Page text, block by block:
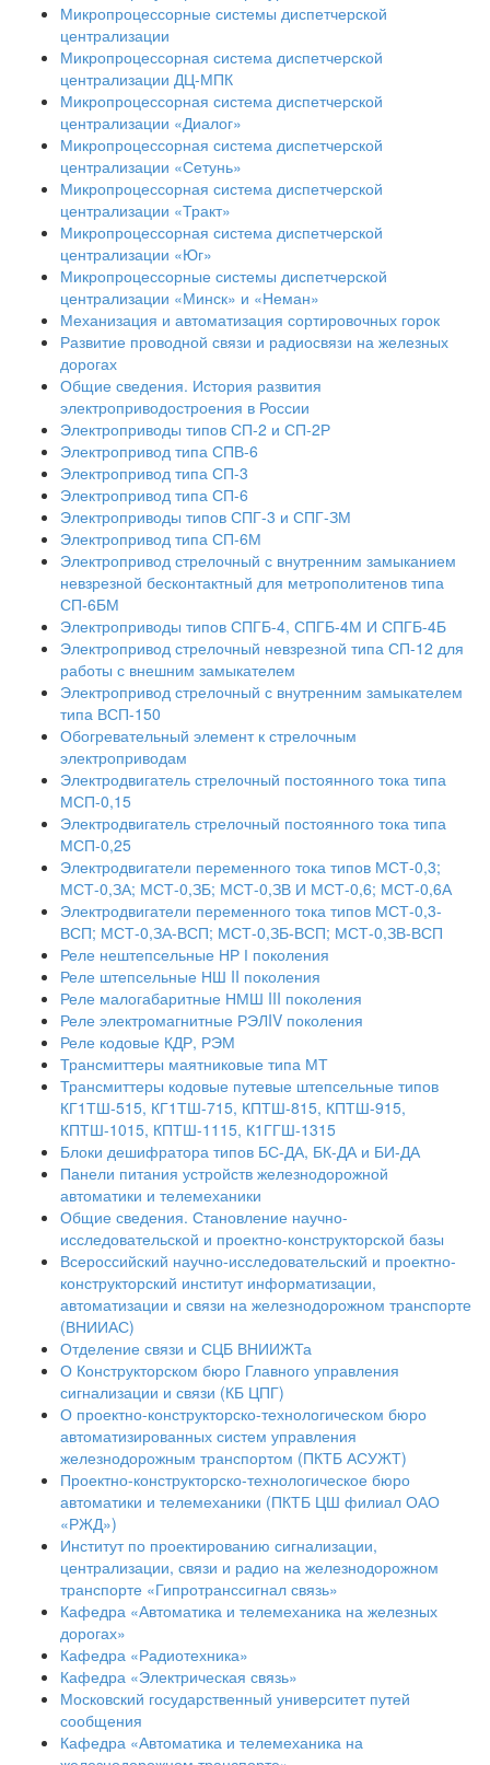
Микропроцессорные системы диспетчерской
централизации
Микропроцессорная система диспетчерской
централизации ДЦ-МПК
Микропроцессорная система диспетчерской
централизации «Диалог»
Микропроцессорная система диспетчерской
централизации «Сетунь»
Микропроцессорная система диспетчерской
централизации «Тракт»
Микропроцессорная система диспетчерской
централизации «Юг»
Микропроцессорные системы диспетчерской
централизации «Минск» и «Неман»
Механизация и автоматизация сортировочных горок
Развитие проводной связи и радиосвязи на железных
дорогах
Общие сведения. История развития
электроприводостроения в России
Электроприводы типов СП-2 и СП-2Р
Электропривод типа СПВ-6
Электропривод типа СП-3
Электропривод типа СП-6
Электроприводы типов СПГ-3 и СПГ-ЗМ
Электропривод типа СП-6М
Электропривод стрелочный с внутренним замыканием
невзрезной бесконтактный для метрополитенов типа
СП-6БМ
Электроприводы типов СПГБ-4, СПГБ-4М И СПГБ-4Б
Электропривод стрелочный невзрезной типа СП-12 для
работы с внешним замыкателем
Электропривод стрелочный с внутренним замыкателем
типа ВСП-150
Обогревательный элемент к стрелочным
электроприводам
Электродвигатель стрелочный постоянного тока типа
МСП-0,15
Электродвигатель стрелочный постоянного тока типа
МСП-0,25
Электродвигатели переменного тока типов МСТ-0,3;
МСТ-0,ЗА; МСТ-0,ЗБ; МСТ-0,ЗВ И МСТ-0,6; МСТ-0,6А
Электродвигатели переменного тока типов МСТ-0,3-
ВСП; МСТ-0,ЗА-ВСП; МСТ-0,ЗБ-ВСП; МСТ-0,ЗВ-ВСП
Реле нештепсельные НР І поколения
Реле штепсельные НШ II поколения
Реле малогабаритные НМШ III поколения
Реле электромагнитные РЭЛIV поколения
Реле кодовые КДР, РЭМ
Трансмиттеры маятниковые типа МТ
Трансмиттеры кодовые путевые штепсельные типов
КГ1ТШ-515, КГ1ТШ-715, КПТШ-815, КПТШ-915,
КПТШ-1015, КПТШ-1115, К1ГГШ-1315
Блоки дешифратора типов БС-ДА, БК-ДА и БИ-ДА
Панели питания устройств железнодорожной
автоматики и телемеханики
Общие сведения. Становление научно-
исследовательской и проектно-конструкторской базы
Всероссийский научно-исследовательский и проектно-
конструкторский институт информатизации,
автоматизации и связи на железнодорожном транспорте
(ВНИИАС)
Отделение связи и СЦБ ВНИИЖТа
О Конструкторском бюро Главного управления
сигнализации и связи (КБ ЦПГ)
О проектно-конструкторско-технологическом бюро
автоматизированных систем управления
железнодорожным транспортом (ПКТБ АСУЖТ)
Проектно-конструкторско-технологическое бюро
автоматики и телемеханики (ПКТБ ЦШ филиал ОАО
«РЖД»)
Институт по проектированию сигнализации,
централизации, связи и радио на железнодорожном
транспорте «Гипротранссигнал связь»
Кафедра «Автоматика и телемеханика на железных
дорогах»
Кафедра «Радиотехника»
Кафедра «Электрическая связь»
Московский государственный университет путей
сообщения
Кафедра «Автоматика и телемеханика на